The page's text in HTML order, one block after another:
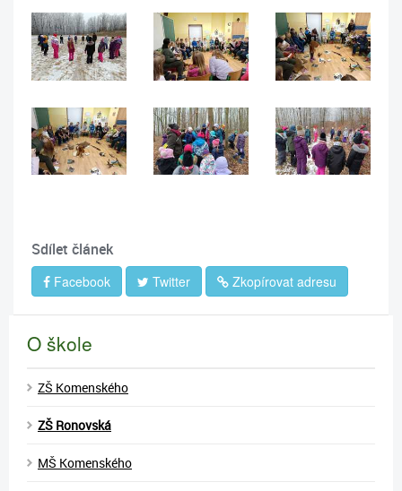
Sdílet článek
Facebook Twitter Zkopírovat adresu
O škole
ZŠ Komenského
ZŠ Ronovská
MŠ Komenského